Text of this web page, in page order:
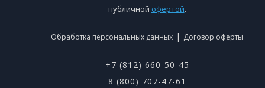
публичной офертой.
Обработка персональных данных | Договор оферты
+7 (812) 660-50-45
8 (800) 707-47-61